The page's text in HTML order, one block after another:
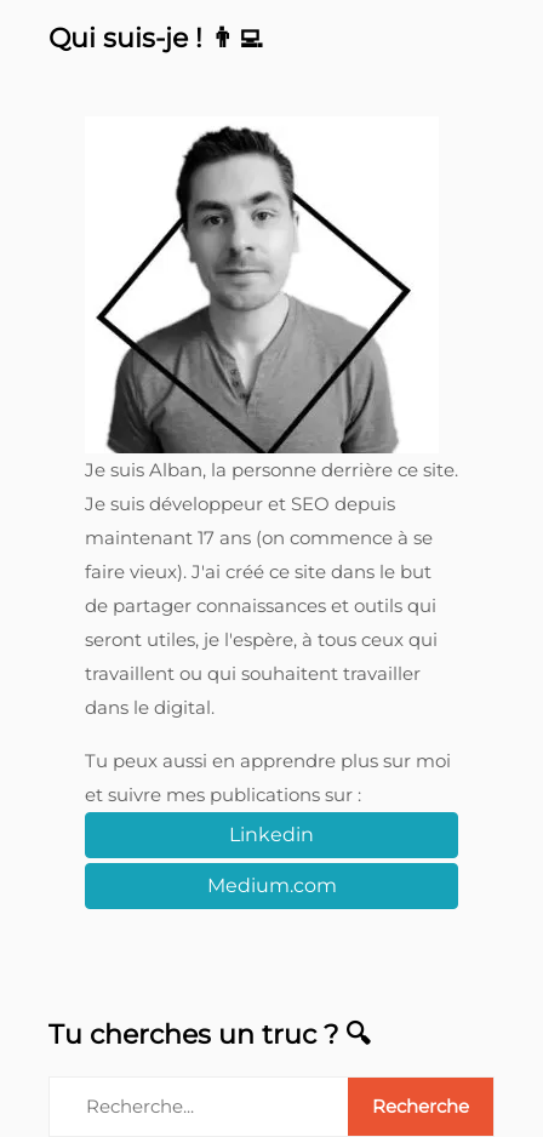
Qui suis-je ! 👨‍💻
Je suis Alban, la personne derrière ce site.
Je suis développeur et SEO depuis
maintenant 17 ans (on commence à se
faire vieux). J'ai créé ce site dans le but
de partager connaissances et outils qui
seront utiles, je l'espère, à tous ceux qui
travaillent ou qui souhaitent travailler
dans le digital.
Tu peux aussi en apprendre plus sur moi
et suivre mes publications sur :
Linkedin
Medium.com
Tu cherches un truc ? 🔍